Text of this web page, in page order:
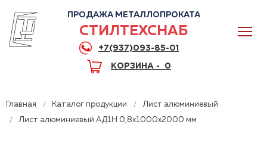
ПРОДАЖА МЕТАЛЛОПРОКАТА
СТИЛТЕХСНАБ
+7(937)093-85-01
КОРЗИНА - 0
Главная Каталог продукции
Лист алюминиевый
Лист алюминиевый АД1Н 0,8x1000x2000 мм